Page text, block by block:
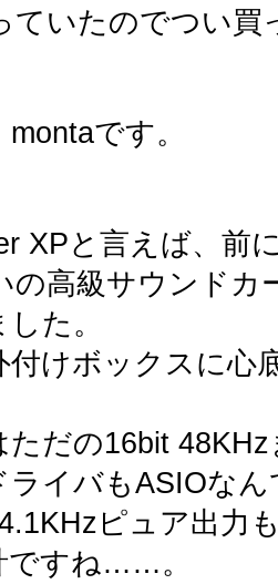
ていたのでつい買
です。
XPと言えば、前
の高級サウンドカ
た。
付けボックスに心
だの16bit
ライバもASIOな
ピュア出力
ですね……。